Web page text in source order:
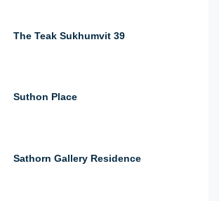
The Teak Sukhumvit 39
Suthon Place
Sathorn Gallery Residence